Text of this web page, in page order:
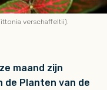
verschaffeltii).
maand zijn
de Planten van de